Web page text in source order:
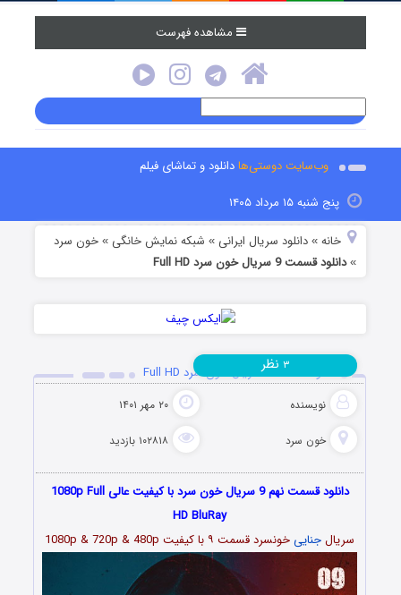
مشاهده فهرست
وب‌سایت دوستی‌هادانلود و تماشای فیلم
پنج شنبه ۱۵ مرداد ۱۴۰۵
خانه »دانلود سریال ایرانی » شبکه نمایش خانگی »خون سرد
»دانلود قسمت 9 سریال خون سرد Full HD
دانلود قسمت 9 سریال خون سرد Full HD
نویسنده ۲۰ مهر ۱۴۰۱
خون سرد ۱۰۲۸۱۸ بازدید
۳ نظر
دانلود قسمت نهم 9 سریال خون سرد با کیفیت عالی 1080p Full
HD BluRay
سریالجناییخونسرد قسمت ۹ با کیفیت 1080p & 720p & 480p